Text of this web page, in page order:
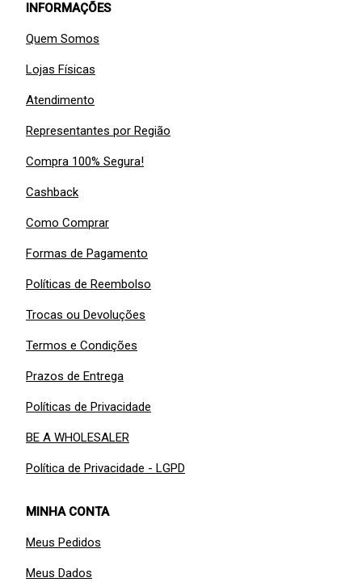
INFORMAÇÕES
Quem Somos
Lojas Físicas
Atendimento
Representantes por Região
Compra 100% Segura!
Cashback
Como Comprar
Formas de Pagamento
Políticas de Reembolso
Trocas ou Devoluções
Termos e Condições
Prazos de Entrega
Políticas de Privacidade
BE A WHOLESALER
Política de Privacidade - LGPD
MINHA CONTA
Meus Pedidos
Meus Dados